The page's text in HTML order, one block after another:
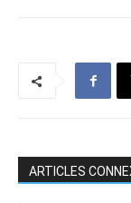
ARTICLES